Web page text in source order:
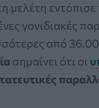
μελέτη
γονιδιακές
από
σημαίνει ότι οι